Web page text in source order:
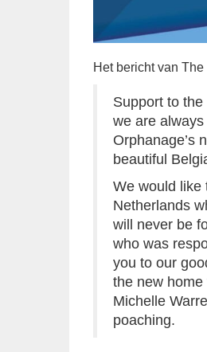
Het bericht van
Support to
we are
Orphanage’s
beautiful
We would like
Netherlands
will never be
who was
you to our
the new
Michelle
poaching.